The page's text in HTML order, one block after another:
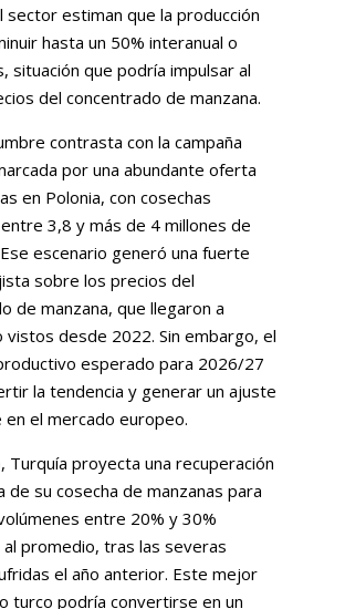
sector estiman que la producción
hasta un 50% interanual o
situación que podría impulsar al
del concentrado de manzana.
contrasta con la campaña
por una abundante oferta
en Polonia, con cosechas
3,8 y más de 4 millones de
escenario generó una fuerte
sobre los precios del
de manzana, que llegaron a
vistos desde 2022. Sin embargo, el
esperado para 2026/27
la tendencia y generar un ajuste
el mercado europeo.
Turquía proyecta una recuperación
de su cosecha de manzanas para
entre 20% y 30%
promedio, tras las severas
el año anterior. Este mejor
turco podría convertirse en un